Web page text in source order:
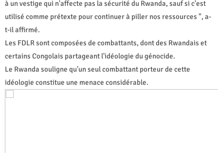
à un vestige qui n'affecte pas la sécurité du Rwanda, sauf si c'est
utilisé comme prétexte pour continuer à piller nos ressources ", a-
t-il affirmé.
Les FDLR sont composées de combattants, dont des Rwandais et
certains Congolais partageant l'idéologie du génocide.
Le Rwanda souligne qu'un seul combattant porteur de cette
idéologie constitue une menace considérable.